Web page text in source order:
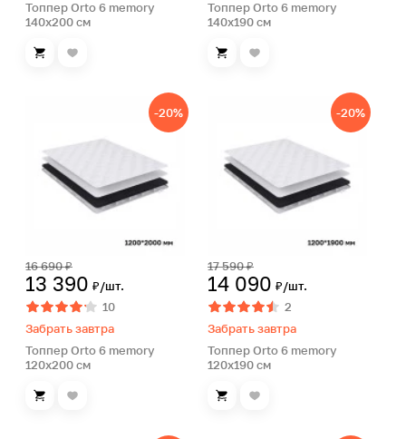
Топпер Orto 6 memory
140х200 см
Топпер Orto 6 memory
140х190 см
-20%
16 690 ₽
13 390 ₽/шт.
10
Забрать завтра
Топпер Orto 6 memory
120х200 см
-20%
17 590 ₽
14 090 ₽/шт.
2
Забрать завтра
Топпер Orto 6 memory
120х190 см